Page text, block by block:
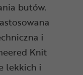
butów.
i
Knit
lekkich i